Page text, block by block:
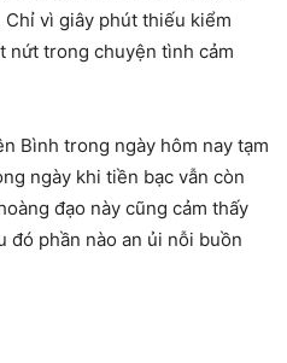
vì giây phút thiếu kiểm
nứt trong chuyện tình cảm
Bình trong ngày hôm nay tạm
ngày khi tiền bạc vẫn còn
đạo này cũng cảm thấy
đó phần nào an ủi nỗi buồn